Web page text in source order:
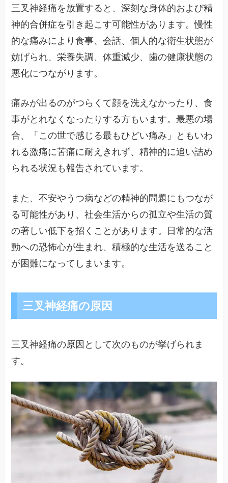
三叉神経痛を放置すると、深刻な身体的および精
神的合併症を引き起こす可能性があります。慢性
的な痛みにより食事、会話、個人的な衛生状態が
妨げられ、栄養失調、体重減少、歯の健康状態の
悪化につながります。
痛みが出るのがつらくて顔を洗えなかったり、食
事がとれなくなったりする方もいます。最悪の場
合、「この世で感じる最もひどい痛み」ともいわ
れる激痛に苦痛に耐えきれず、精神的に追い詰め
られる状況も報告されています。
また、不安やうつ病などの精神的問題にもつなが
る可能性があり、社会生活からの孤立や生活の質
の著しい低下を招くことがあります。日常的な活
動への恐怖心が生まれ、積極的な生活を送ること
が困難になってしまいます。
三叉神経痛の原因
三叉神経痛の原因として次のものが挙げられま
す。